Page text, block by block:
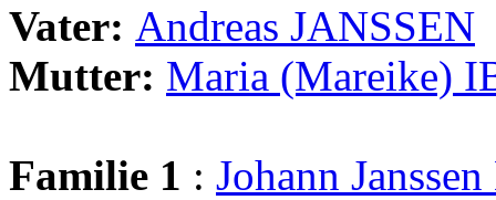
Vater: Andreas JANSSEN
Mutter: Maria (Mareike)
Familie 1 : Johann